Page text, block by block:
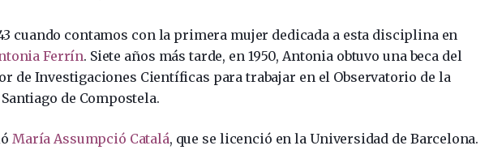
cuando contamos con la primera mujer dedicada a esta disciplina en
Ferrín. Siete años más tarde, en 1950, Antonia obtuvo una beca del
de Investigaciones Científicas para trabajar en el Observatorio de la
de Compostela.
María Assumpció Catalá, que se licenció en la Universidad de Barcelona.